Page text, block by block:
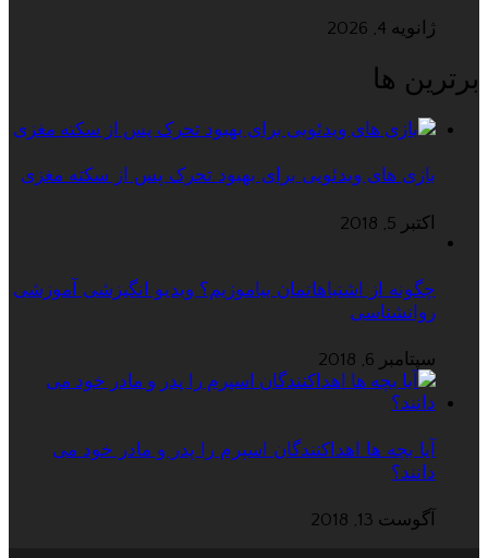
ژانویه 4, 2026
برترین ها
بازی های ویدئویی برای بهبود تحرک پس از سکته مغزی
اکتبر 5, 2018
چگونه از اشتباهاتمان بیاموزیم؟ ویدیو انگیزشی آموزشی
روانشناسی
سپتامبر 6, 2018
آیا بچه ها اهداکنندگان اسپرم را پدر و مادر خود می
دانند؟
آگوست 13, 2018